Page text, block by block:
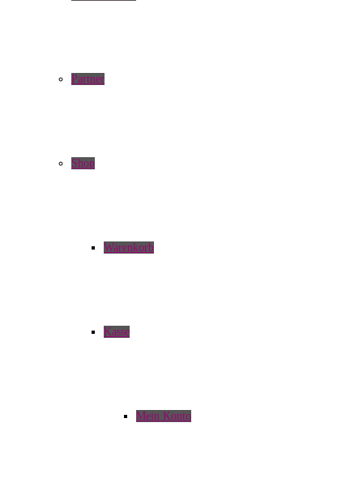
Partner
Shop
Warenkorb
Kasse
Mein Konto